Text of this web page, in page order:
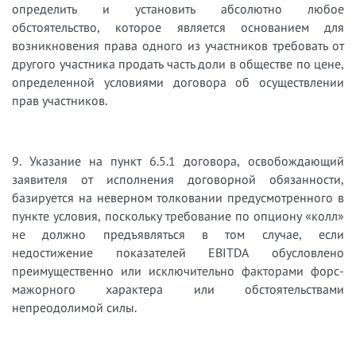
определить и установить абсолютно любое
обстоятельство, которое является основанием для
возникновения права одного из участников требовать от
другого участника продать часть доли в обществе по цене,
определенной условиями договора об осуществлении
прав участников.
9. Указание на пункт 6.5.1 договора, освобождающий
заявителя от исполнения договорной обязанности,
базируется на неверном толковании предусмотренного в
пункте условия, поскольку требование по опциону «колл»
не должно предъявляться в том случае, если
недостижение показателей EBITDA обусловлено
преимущественно или исключительно факторами форс-
мажорного характера или обстоятельствами
непреодолимой силы.